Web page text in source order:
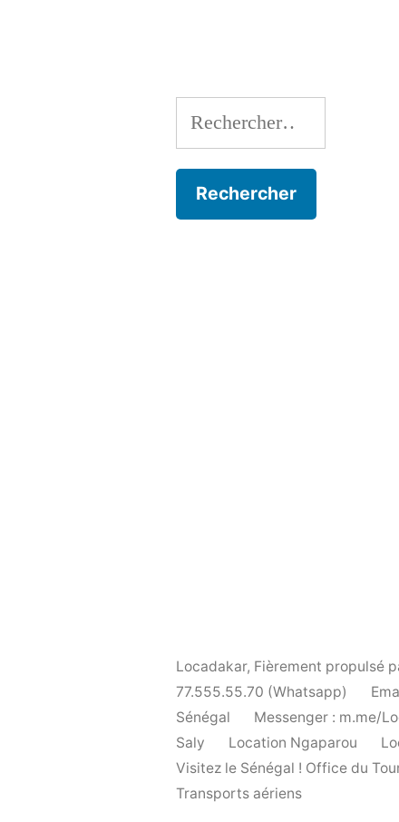
Rechercher :
Locadakar, Fièrement propulsé
77.555.55.70 (Whatsapp)
Sénégal
Messenger : m.me/
Saly
Location Ngaparou
Visitez le Sénégal ! Office du
Transports aériens